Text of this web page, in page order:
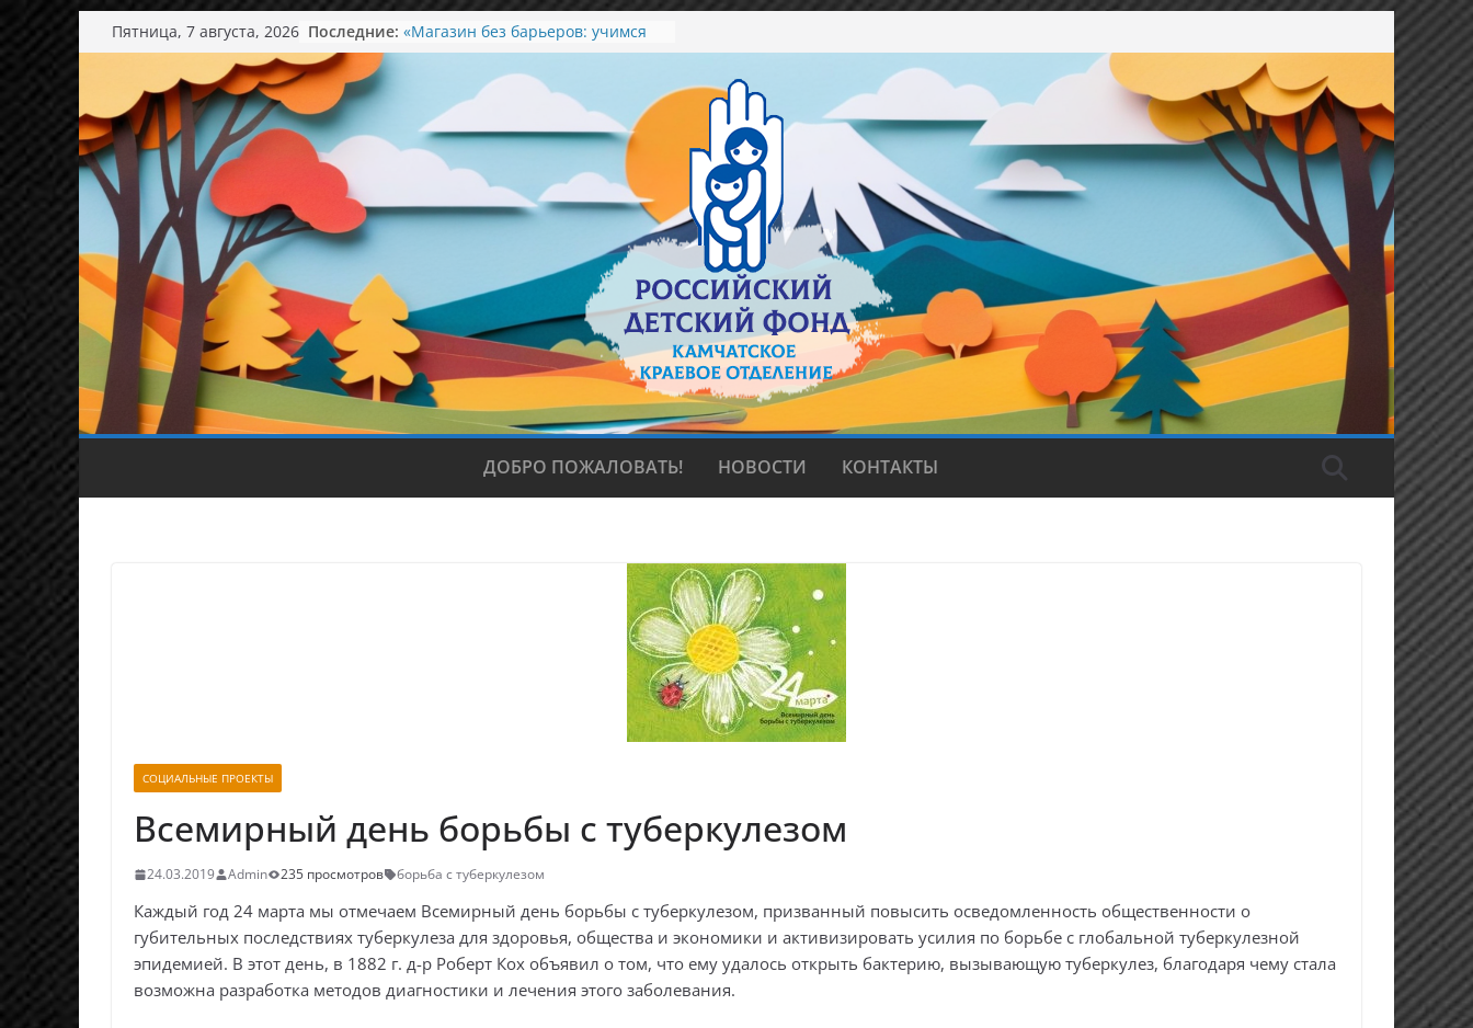
Перейти
к
содержимому
Пятница, 7 августа, 2026 Последние: «Магазин без барьеров: учимся
понимать и договариваться»
День семьи, любви и верности
Экскурсия в мир красоты
Ароматный зеленый вкус лета.
Концерт в колледже искусств
ДОБРО ПОЖАЛОВАТЬ! НОВОСТИ КОНТАКТЫ
СОЦИАЛЬНЫЕ ПРОЕКТЫ
Всемирный день борьбы с туберкулезом
24.03.2019 Admin 235 просмотров борьба с туберкулезом
Каждый год 24 марта мы отмечаем Всемирный день борьбы с туберкулезом, призванный повысить осведомленность общественности о
губительных последствиях туберкулеза для здоровья, общества и экономики и активизировать усилия по борьбе с глобальной туберкулезной
эпидемией. В этот день, в 1882 г. д-р Роберт Кох объявил о том, что ему удалось открыть бактерию, вызывающую туберкулез, благодаря чему стала
возможна разработка методов диагностики и лечения этого заболевания.